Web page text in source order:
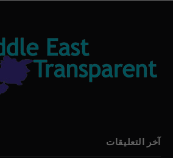
آخر التعليقات